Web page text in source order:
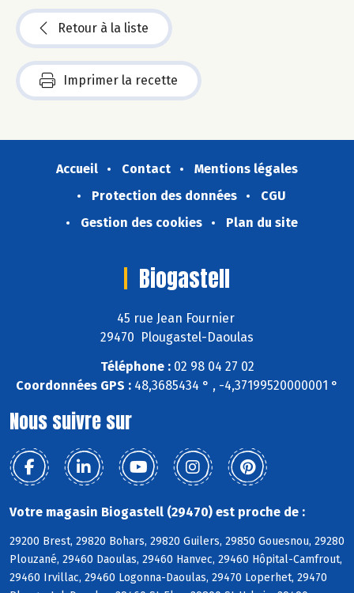
Retour à la liste
Imprimer la recette
Accueil Contact
Mentions légales
Protection des données
CGU
Gestion des cookies
Plan du site
Biogastell
45 rue Jean Fournier
29470 Plougastel-Daoulas
Téléphone :02 98 04 27 02
Coordonnées GPS : 48,3685434 ° , -4,37199520000001 °
Nous suivre sur
Votre magasin Biogastell (29470) est proche de :
29200 Brest, 29820 Bohars, 29820 Guilers, 29850 Gouesnou, 29280
Plouzané, 29460 Daoulas, 29460 Hanvec, 29460 Hôpital-Camfrout,
29460 Irvillac, 29460 Logonna-Daoulas, 29470 Loperhet, 29470